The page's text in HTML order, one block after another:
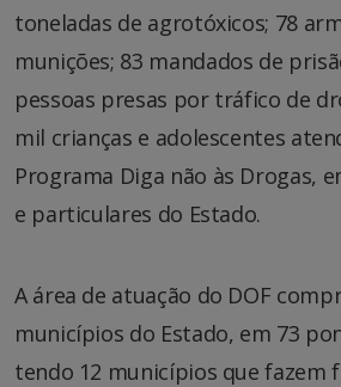
toneladas de agrotóxicos; 78
munições; 83 mandados de
pessoas presas por tráfico de
mil crianças e adolescentes
Programa Diga não às Drogas,
e particulares do Estado.
A área de atuação do DOF
municípios do Estado, em 73
tendo 12 municípios que fazem